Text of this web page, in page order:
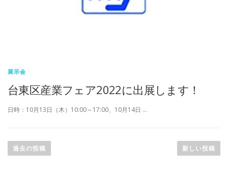
展示会
台東区産業フェア2022に出展します！
日時：10月13日（木）10:00～17:00、10月14日 …
稿
過去の投稿 新しい投稿